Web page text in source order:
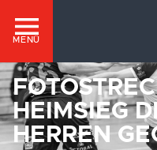
MENÜ
HEIMSIEG
HERREN